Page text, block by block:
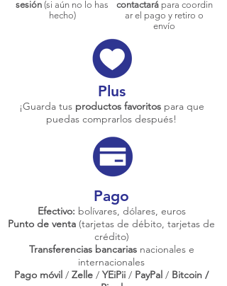
sesión (si aún no lo has
hecho)
contactarápara coordin
ar el pago y retiro o
envío
Plus
¡Guarda tus productos favoritos para que
puedas comprarlos después!
Pago
Efectivo: bolívares, dólares, euros
Punto de venta (tarjetas de débito, tarjetas de
crédito)
Transferencias bancariasnacionales e
internacionales
Pago móvil / Zelle / YEiPii / PayPal / Bitcoin /